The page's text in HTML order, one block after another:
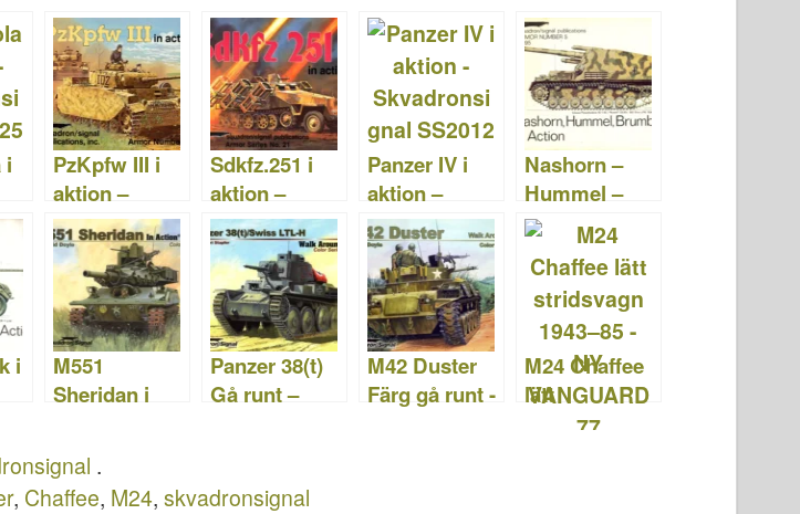
bl
r
o
d
o
n
di
t
e
i
PzKpfw III i
aktion –
Skvadronsign
al SS2024
Sdkfz.251 i
aktion –
Skvadronsign
al SS2021
Panzer IV i
aktion –
Skvadronsign
al SS2012
Nashorn –
Hummel –
Brumbär i
aktion –
Skvadronsign
al SS2005
i
M551
Sheridan i
Skvadronsign
al SS2041
Panzer 38(t)
Gå runt –
M42 Duster
Färg gå runt -
M24 Chaffee
lätt
stridsvagn
.
, Chaffee, M24, skvadronsignal